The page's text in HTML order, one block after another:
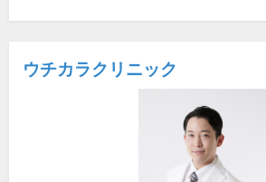
ウチカラクリニック